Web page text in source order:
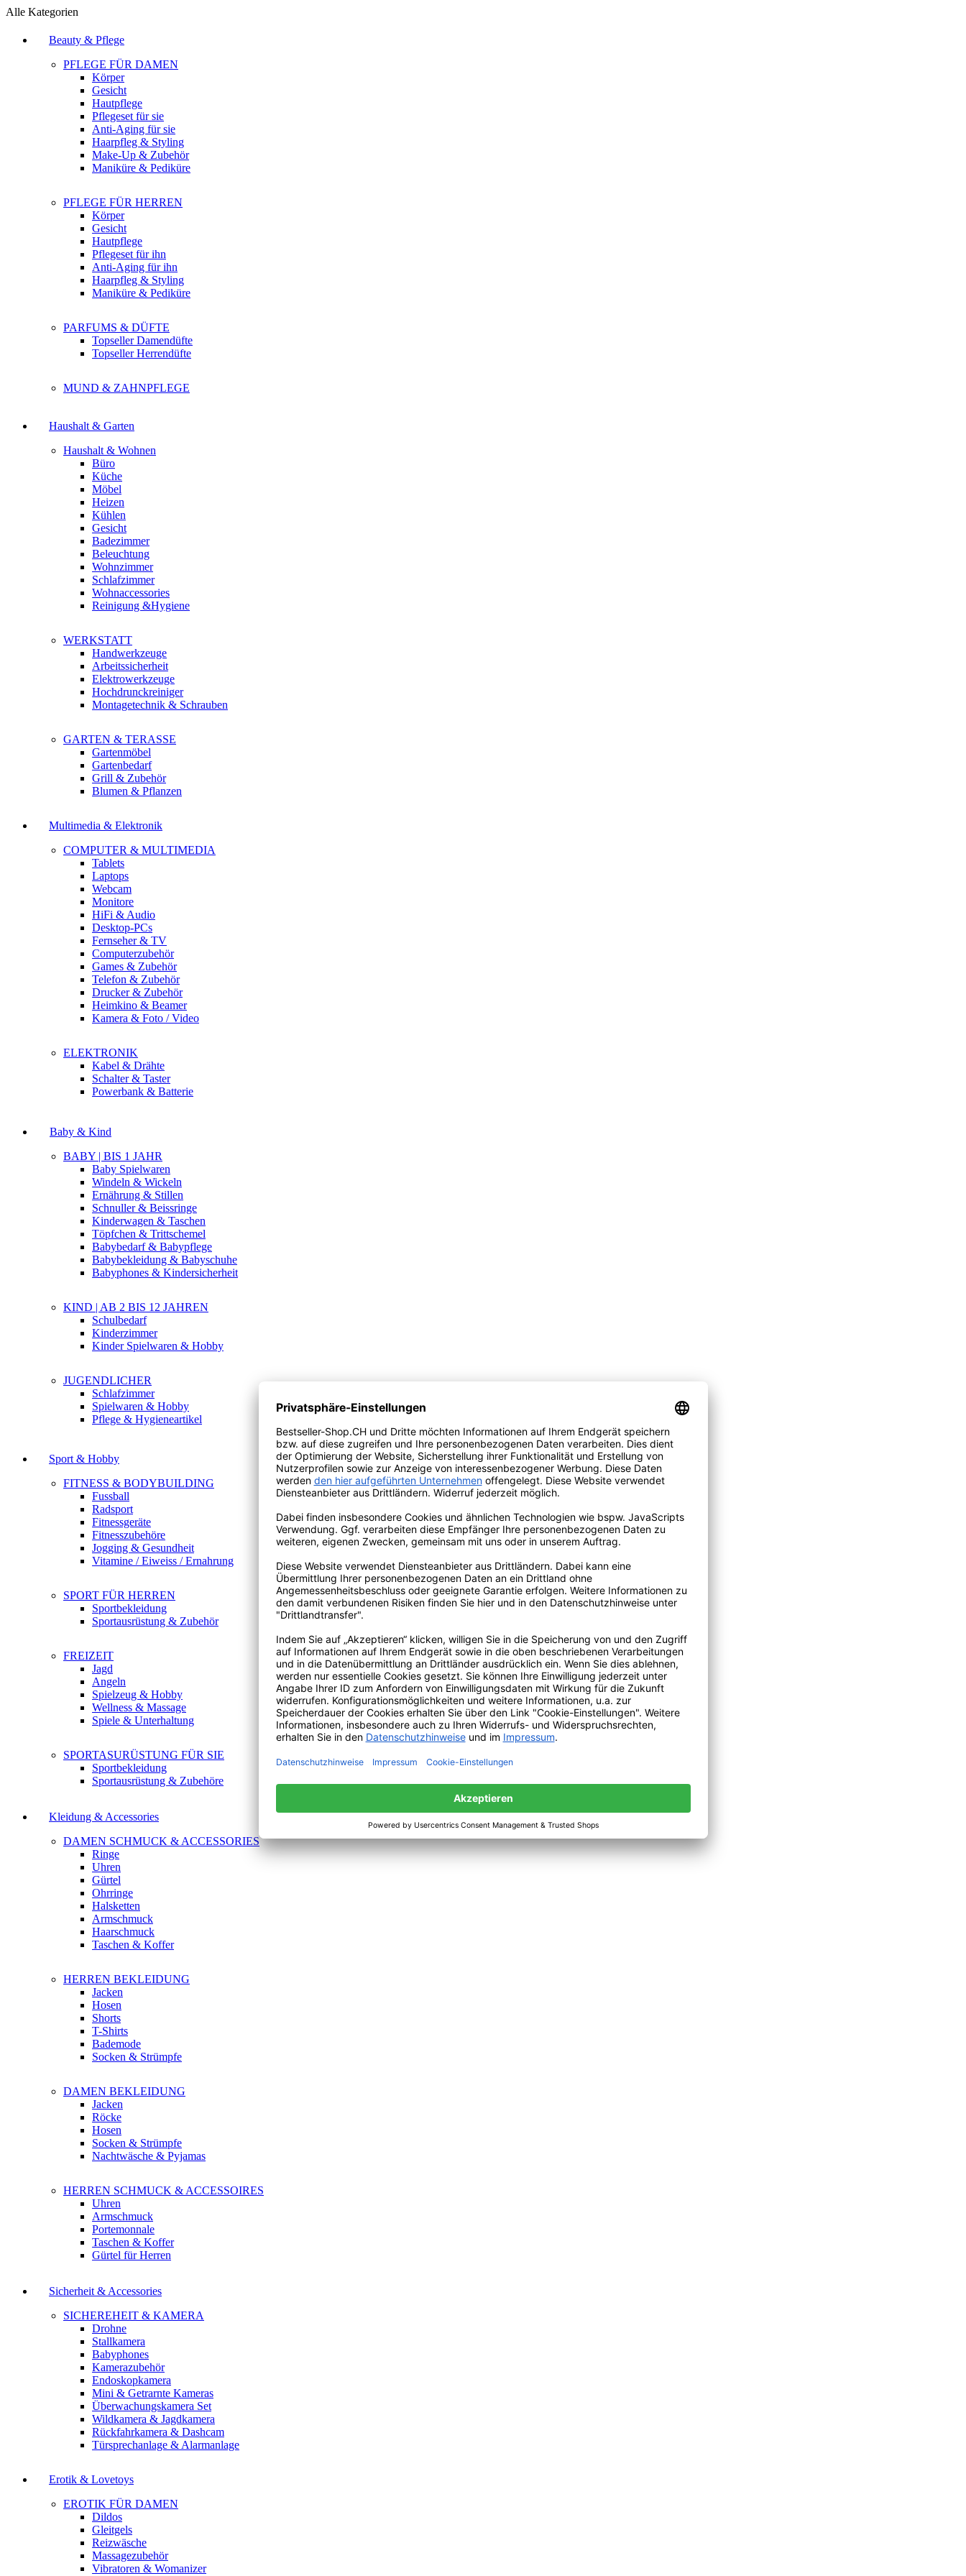
Alle Kategorien
Beauty & Pflege
PFLEGE FÜR DAMEN
Körper
Gesicht
Hautpflege
Pflegeset für sie
Anti-Aging für sie
Haarpfleg & Styling
Make-Up & Zubehör
Maniküre & Pediküre
PFLEGE FÜR HERREN
Körper
Gesicht
Hautpflege
Pflegeset für ihn
Anti-Aging für ihn
Haarpfleg & Styling
Maniküre & Pediküre
PARFUMS & DÜFTE
Topseller Damendüfte
Topseller Herrendüfte
MUND & ZAHNPFLEGE
Haushalt & Garten
Haushalt & Wohnen
Büro
Küche
Möbel
Heizen
Kühlen
Gesicht
Badezimmer
Beleuchtung
Wohnzimmer
Schlafzimmer
Wohnaccessories
Reinigung &Hygiene
WERKSTATT
Handwerkzeuge
Arbeitssicherheit
Elektrowerkzeuge
Hochdrunckreiniger
Montagetechnik & Schrauben
GARTEN & TERASSE
Gartenmöbel
Gartenbedarf
Grill & Zubehör
Blumen & Pflanzen
Multimedia & Elektronik
COMPUTER & MULTIMEDIA
Tablets
Laptops
Webcam
Monitore
HiFi & Audio
Desktop-PCs
Fernseher & TV
Computerzubehör
Games & Zubehör
Telefon & Zubehör
Drucker & Zubehör
Heimkino & Beamer
Kamera & Foto / Video
ELEKTRONIK
Kabel & Drähte
Schalter & Taster
Powerbank & Batterie
Baby & Kind
BABY | BIS 1 JAHR
Baby Spielwaren
Windeln & Wickeln
Ernährung & Stillen
Schnuller & Beissringe
Kinderwagen & Taschen
Töpfchen & Trittschemel
Babybedarf & Babypflege
Babybekleidung & Babyschuhe
Babyphones & Kindersicherheit
KIND | AB 2 BIS 12 JAHREN
Schulbedarf
Kinderzimmer
Kinder Spielwaren & Hobby
JUGENDLICHER
Schlafzimmer
Spielwaren & Hobby
Pflege & Hygieneartikel
Sport & Hobby
FITNESS & BODYBUILDING
Fussball
Radsport
Fitnessgeräte
Fitnesszubehöre
Jogging & Gesundheit
Vitamine / Eiweiss / Ernahrung
SPORT FÜR HERREN
Sportbekleidung
Sportausrüstung & Zubehör
FREIZEIT
Jagd
Angeln
Spielzeug & Hobby
Wellness & Massage
Spiele & Unterhaltung
SPORTASURÜSTUNG FÜR SIE
Sportbekleidung
Sportausrüstung & Zubehöre
Kleidung & Accessories
DAMEN SCHMUCK & ACCESSORIES
Ringe
Uhren
Gürtel
Ohrringe
Halsketten
Armschmuck
Haarschmuck
Taschen & Koffer
HERREN BEKLEIDUNG
Jacken
Hosen
Shorts
T-Shirts
Bademode
Socken & Strümpfe
DAMEN BEKLEIDUNG
Jacken
Röcke
Hosen
Socken & Strümpfe
Nachtwäsche & Pyjamas
HERREN SCHMUCK & ACCESSOIRES
Uhren
Armschmuck
Portemonnale
Taschen & Koffer
Gürtel für Herren
Sicherheit & Accessories
SICHEREHEIT & KAMERA
Drohne
Stallkamera
Babyphones
Kamerazubehör
Endoskopkamera
Mini & Getrarnte Kameras
Überwachungskamera Set
Wildkamera & Jagdkamera
Rückfahrkamera & Dashcam
Türsprechanlage & Alarmanlage
Erotik & Lovetoys
EROTIK FÜR DAMEN
Dildos
Gleitgels
Reizwäsche
Massagezubehör
Vibratoren & Womanizer